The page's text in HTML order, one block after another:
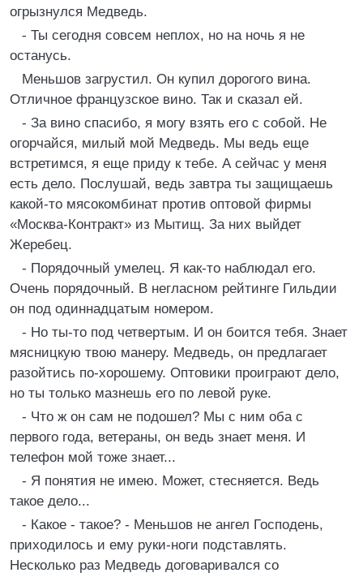
огрызнулся Медведь.
- Ты сегодня совсем неплох, но на ночь я не
останусь.
Меньшов загрустил. Он купил дорогого вина.
Отличное французское вино. Так и сказал ей.
- За вино спасибо, я могу взять его с собой. Не
огорчайся, милый мой Медведь. Мы ведь еще
встретимся, я еще приду к тебе. А сейчас у меня
есть дело. Послушай, ведь завтра ты защищаешь
какой-то мясокомбинат против оптовой фирмы
«Москва-Контракт» из Мытищ. За них выйдет
Жеребец.
- Порядочный умелец. Я как-то наблюдал его.
Очень порядочный. В негласном рейтинге Гильдии
он под одиннадцатым номером.
- Но ты-то под четвертым. И он боится тебя. Знает
мясницкую твою манеру. Медведь, он предлагает
разойтись по-хорошему. Оптовики проиграют дело,
но ты только мазнешь его по левой руке.
- Что ж он сам не подошел? Мы с ним оба с
первого года, ветераны, он ведь знает меня. И
телефон мой тоже знает...
- Я понятия не имею. Может, стесняется. Ведь
такое дело...
- Какое - такое? - Меньшов не ангел Господень,
приходилось и ему руки-ноги подставлять.
Несколько раз Медведь договаривался со